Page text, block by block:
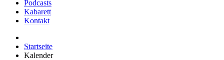
Podcasts
Kabarett
Kontakt
Startseite
Kalender